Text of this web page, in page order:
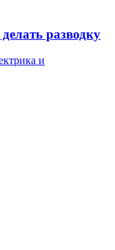
разводку
и